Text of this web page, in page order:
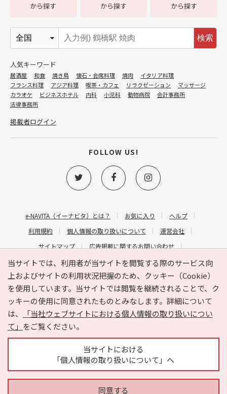
当サイトでは、利用者が当サイトを閲覧する際のサービス向
上およびサイトの利用状況把握のため、クッキー（Cookie）
を使用しています。当サイトでは閲覧を継続されることで、ク
ッキーの使用に同意されたものとみなします。詳細について
は、
「当社ウェブサイトにおける個人情報の取り扱いについ
て」 をご覧ください。
当サイトにおける
「個人情報の取り扱いについて」へ
同意する
e-NAVITA（イーナビタ）とは？ お気に入り
ヘルプ
利用規約
個人情報の取り扱いについて
運営会社
サイトマップ
広告掲載に関するお問い合わせ
サイトの内容に関するお問い合わせ
から探す
から探す
から探す
検索
人気キーワード
居酒屋 和食 焼き鳥 懐石・会席料理 焼肉
イタリア料理
フランス料理
アジア料理 喫茶・カフェ リラクゼーション
マッサージ
カラオケ
ビジネスホテル 内科 小児科 動物病院
会計事務所
法律事務所
掲載者ログイン
FOLLOW US!
Copyright © HYOJITO.Co.,Ltd. All Rights Reserved.